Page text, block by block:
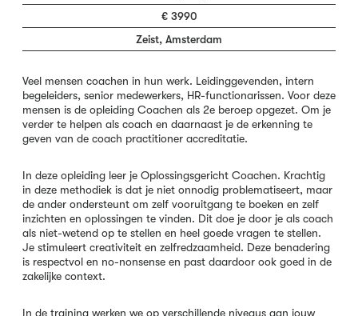
€ 3990
Zeist, Amsterdam
Veel mensen coachen in hun werk. Leidinggevenden, intern
begeleiders, senior medewerkers, HR-functionarissen. Voor deze
mensen is de opleiding Coachen als 2e beroep opgezet. Om je
verder te helpen als coach en daarnaast je de erkenning te
geven van de coach practitioner accreditatie.
In deze opleiding leer je Oplossingsgericht Coachen. Krachtig
in deze methodiek is dat je niet onnodig problematiseert, maar
de ander ondersteunt om zelf vooruitgang te boeken en zelf
inzichten en oplossingen te vinden. Dit doe je door je als coach
als niet-wetend op te stellen en heel goede vragen te stellen.
Je stimuleert creativiteit en zelfredzaamheid. Deze benadering
is respectvol en no-nonsense en past daardoor ook goed in de
zakelijke context.
In de training werken we op verschillende niveaus aan jouw